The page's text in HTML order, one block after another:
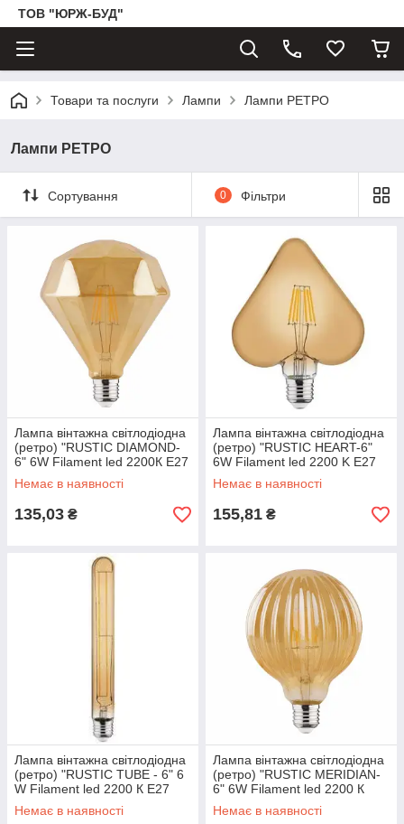
ТОВ "ЮРЖ-БУД"
Товари та послуги Лампи Лампи РЕТРО
Лампи РЕТРО
Сортування 0 Фільтри
Лампа вінтажна світлодіодна
(ретро) "RUSTIC DIAMOND-
6" 6W Filament led 2200К E27
Немає в наявності
135,03 ₴
Лампа вінтажна світлодіодна
(ретро) "RUSTIC HEART-6"
6W Filament led 2200 K E27
Немає в наявності
155,81 ₴
Лампа вінтажна світлодіодна
(ретро) "RUSTIC TUBE - 6" 6
W Filament led 2200 К E27
Немає в наявності
Лампа вінтажна світлодіодна
(ретро) "RUSTIC MERIDIAN-
6" 6W Filament led 2200 К
E27
Немає в наявності